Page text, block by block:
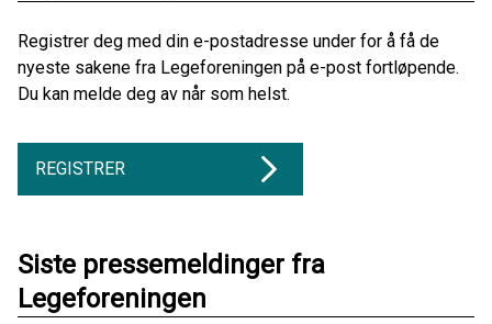
Registrer deg med din e-postadresse under for å få de
nyeste sakene fra Legeforeningen på e-post fortløpende.
Du kan melde deg av når som helst.
REGISTRER
Siste pressemeldinger fra
Legeforeningen